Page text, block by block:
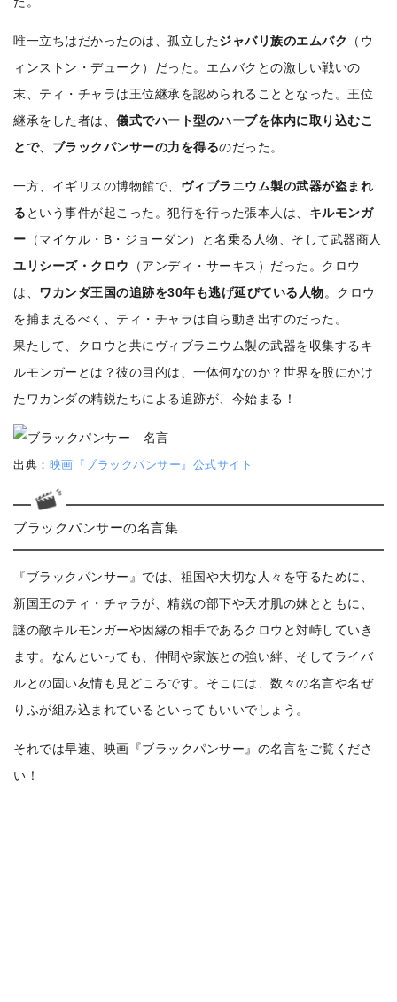
唯一立ちはだかったのは、孤立したジャバリ族のエムバク
（ウ
ィンストン・デューク）だった。エムバクとの激しい戦いの
末、ティ・チャラは王位継承を認められることとなった。 王位
継承をした者は、儀式でハート型のハーブを体内に取り込むこ
とで、ブラックパンサーの力を得るのだった。
一方、イギリスの博物館で、 ヴィブラニウム製の武器が盗まれ
る という事件が起こった。犯行を行った張本人は、 キルモンガ
ー （マイケル・B・ジョーダン）と名乗る人物、そして武器商人
ユリシーズ・クロウ
（アンディ・サーキス）だった。 クロウ
は、 ワカンダ王国の追跡を30年も逃げ延びている人物。クロウ
を捕まえるべく、ティ・チャラは自ら動き出すのだった。
果たして、クロウと共にヴィブラニウム製の武器を収集するキ
ルモンガーとは？彼の目的は、一体何なのか？ 世界を股にかけ
たワカンダの精鋭たちによる追跡が、今始まる！
出典： 映画『ブラックパンサー』公式サイト
ブラックパンサーの名言集
『ブラックパンサー』では、祖国や大切な人々を守るために、
新国王のティ・チャラが、精鋭の部下や天才肌の妹とともに、
謎の敵キルモンガーや因縁の相手であるクロウと対峙していき
ます。 なんといっても、仲間や家族との強い絆、そしてライバ
ルとの固い友情も見どころです。 そこには、数々の名言や名ぜ
りふが組み込まれているといってもいいでしょう。
それでは早速、映画『ブラックパンサー』の名言をご覧くださ
い！